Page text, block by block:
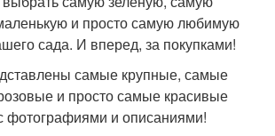
и просто самую любимую
сада. И вперед, за покупками!
самые крупные, самые
и просто самые красивые
фотографиями и описаниями!